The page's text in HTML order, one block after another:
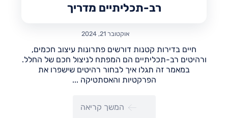
רב-תכליתיים מדריך
אוקטובר 21, 2024
חיים בדירות קטנות דורשים פתרונות עיצוב חכמים,
ורהיטים רב-תכליתיים הם המפתח לניצול חכם של החלל.
במאמר זה תגלו איך לבחור רהיטים שישפרו את
הפרקטיות והאסתטיקה ...
המשך קריאה